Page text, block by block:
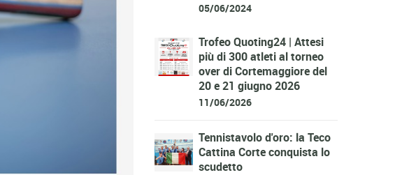
05/06/2024
Trofeo Quoting24 | Attesi
più di 300 atleti al torneo
over di Cortemaggiore del
20 e 21 giugno 2026
11/06/2026
Tennistavolo d'oro: la Teco
Cattina Corte conquista lo
scudetto